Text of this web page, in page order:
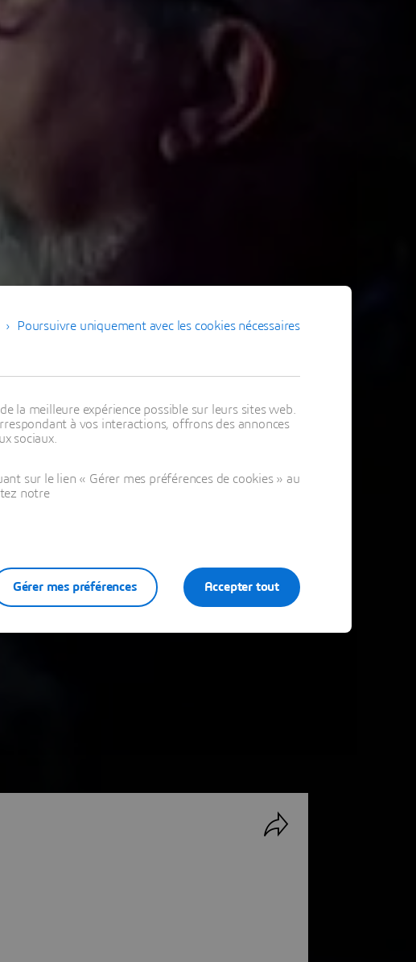
Poursuivre uniquement avec les cookies nécessaires
la meilleure expérience possible sur leurs sites web.
à vos interactions, offrons des annonces
sociaux.
sur le lien « Gérer mes préférences de cookies » au
notre
Accepter tout
Gérer mes préférences